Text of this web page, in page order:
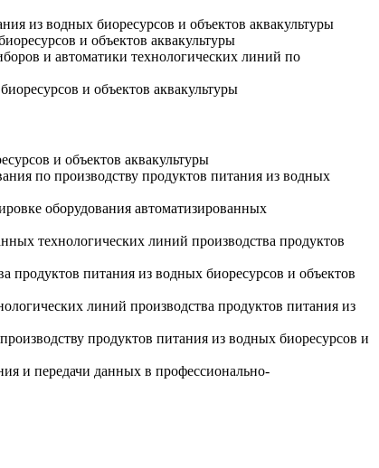
из водных биоресурсов и объектов аквакультуры
и объектов аквакультуры
и автоматики технологических линий по
и объектов аквакультуры
и объектов аквакультуры
по производству продуктов питания из водных
оборудования автоматизированных
технологических линий производства продуктов
продуктов питания из водных биоресурсов и объектов
линий производства продуктов питания из
продуктов питания из водных биоресурсов и
и передачи данных в профессионально-